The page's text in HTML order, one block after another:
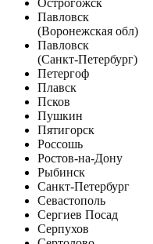
Острогожск
Павловск
(Воронежская обл)
Павловск
(Санкт-Петербург)
Петергоф
Плавск
Псков
Пушкин
Пятигорск
Россошь
Ростов-на-Дону
Рыбинск
Санкт-Петербург
Севастополь
Сергиев Посад
Серпухов